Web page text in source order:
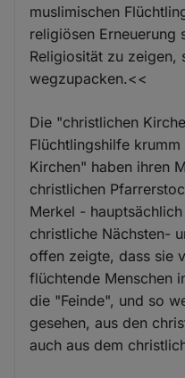
muslimischen
religiösen Erneuerung
Religiosität zu zeigen,
wegzupacken.<<
Die "christlichen
Flüchtlingshilfe
Kirchen" haben ihren
christlichen
Merkel -
christliche Nächsten-
offen zeigte, dass sie
flüchtende Menschen
die "Feinde", und so
gesehen, aus den
auch aus dem